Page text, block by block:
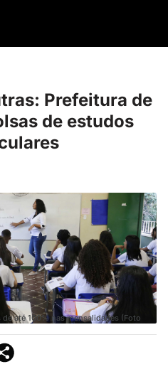
Prefeitura de
de estudos
até 100% nas mensalidades (Foto